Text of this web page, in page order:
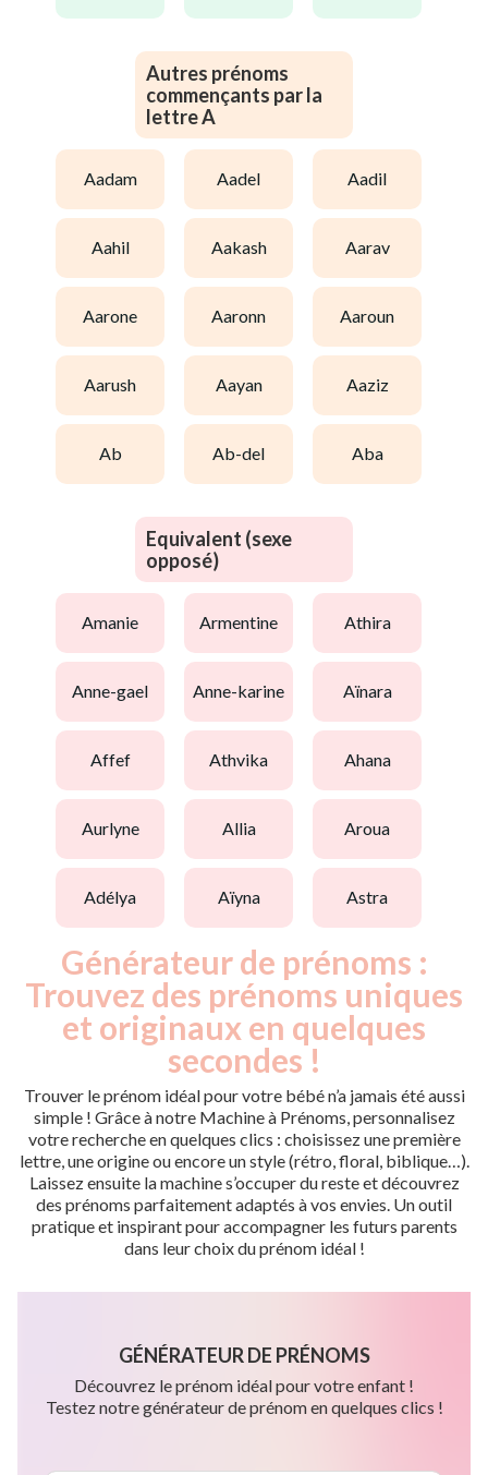
Autres prénoms
commençants par la
lettre A
aadam aadel aadil
aahil aakash aarav
aarone aaronn aaroun
aarush aayan aaziz
ab ab-del aba
Equivalent (sexe
opposé)
amanie armentine athira
anne-gael anne-karine aïnara
affef athvika ahana
aurlyne allia aroua
adélya aïyna astra
Générateur de prénoms :
Trouvez des prénoms uniques
et originaux en quelques
secondes !
Trouver le prénom idéal pour votre bébé n’a jamais été aussi
simple ! Grâce à notre Machine à Prénoms, personnalisez
votre recherche en quelques clics : choisissez une première
lettre, une origine ou encore un style (rétro, floral, biblique…).
Laissez ensuite la machine s’occuper du reste et découvrez
des prénoms parfaitement adaptés à vos envies. Un outil
pratique et inspirant pour accompagner les futurs parents
dans leur choix du prénom idéal !
GÉNÉRATEUR DE PRÉNOMS
Découvrez le prénom idéal pour votre enfant !
Testez notre générateur de prénom en quelques clics !